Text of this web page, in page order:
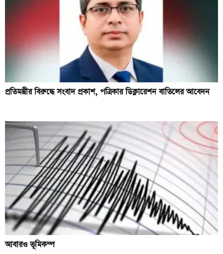
প্রতিমন্ত্রীর বিরুদ্ধে সংবাদ প্রকাশ, পত্রিকার ডিক্লারেশন বাতিলের আবেদন
আবারও ভূমিকম্প